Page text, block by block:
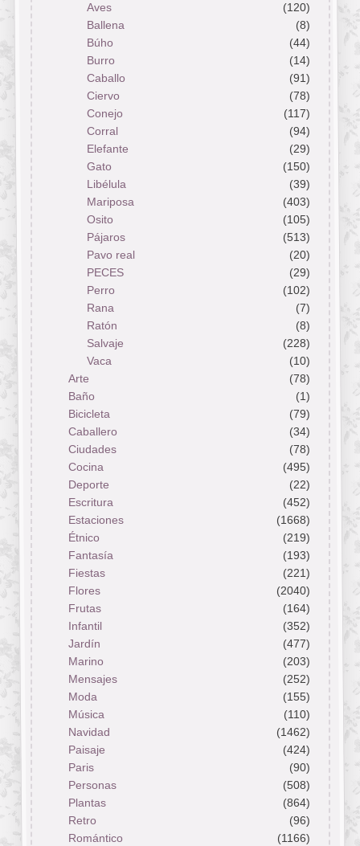
Aves
(120)
Ballena
(8)
Búho
(44)
Burro
(14)
Caballo
(91)
Ciervo
(78)
Conejo
(117)
Corral
(94)
Elefante
(29)
Gato
(150)
Libélula
(39)
Mariposa
(403)
Osito
(105)
Pájaros
(513)
Pavo real
(20)
PECES
(29)
Perro
(102)
Rana
(7)
Ratón
(8)
Salvaje
(228)
Vaca
(10)
Arte
(78)
Baño
(1)
Bicicleta
(79)
Caballero
(34)
Ciudades
(78)
Cocina
(495)
Deporte
(22)
Escritura
(452)
Estaciones
(1668)
Étnico
(219)
Fantasía
(193)
Fiestas
(221)
Flores
(2040)
Frutas
(164)
Infantil
(352)
Jardín
(477)
Marino
(203)
Mensajes
(252)
Moda
(155)
Música
(110)
Navidad
(1462)
Paisaje
(424)
Paris
(90)
Personas
(508)
Plantas
(864)
Retro
(96)
Romántico
(1166)